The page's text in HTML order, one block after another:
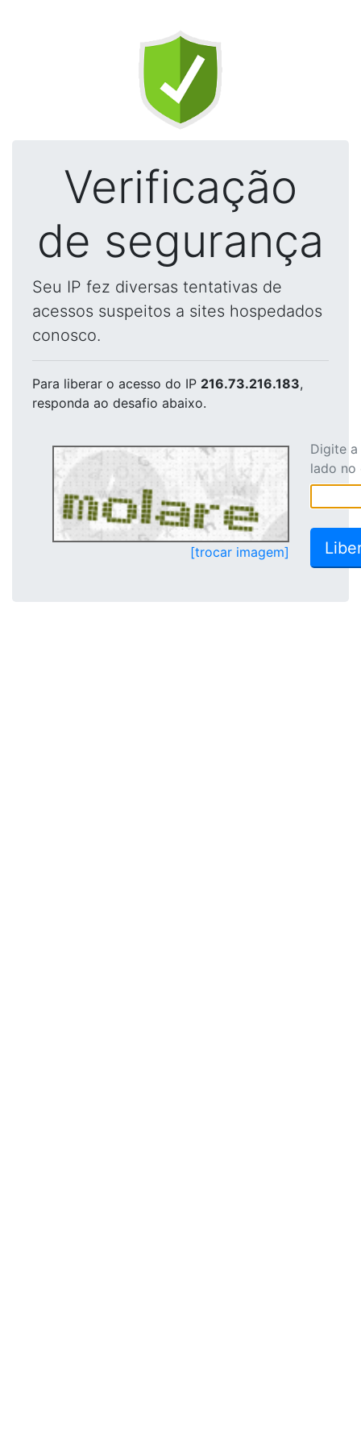
Verificação
de segurança
Seu IP fez diversas tentativas de
acessos suspeitos a sites hospedados
conosco.
Para liberar o acesso do IP 216.73.216.183,
responda ao desafio abaixo.
[trocar imagem]
Digite
lado no